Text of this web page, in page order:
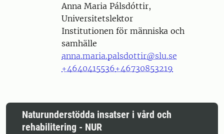
PersonAnna Maria Pálsdóttir,
Universitetslektor
Institutionen för människa och
samhälle
anna.maria.palsdottir@slu.se
+4640415536+46730853219
Naturunderstödda insatser i vård och
rehabilitering - NUR